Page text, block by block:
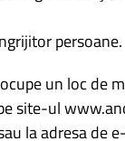
persoane.
un loc de
site-ul
la adresa de